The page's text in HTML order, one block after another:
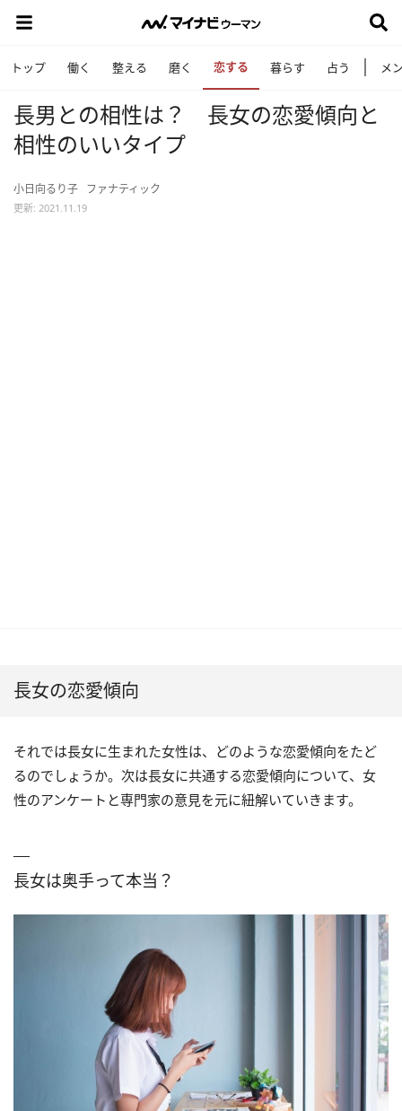
トップ 働く 整える 磨く 恋する 暮らす 占う メ
長男との相性は？ 長女の恋愛傾向と
相性のいいタイプ
小日向るり子 ファナティック
更新: 2021.11.19
長女の恋愛傾向
それでは長女に生まれた女性は、どのような恋愛傾向をたど
るのでしょうか。次は長女に共通する恋愛傾向について、女
性のアンケートと専門家の意見を元に紐解いていきます。
長女は奥手って本当？